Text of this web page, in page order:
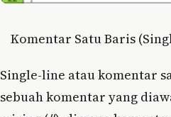
Komentar Satu Baris
Single-line atau komentar
sebuah komentar yang